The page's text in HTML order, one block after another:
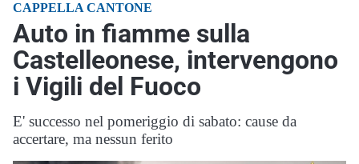
CAPPELLA CANTONE
Auto in fiamme sulla
Castelleonese, intervengono
i Vigili del Fuoco
E' successo nel pomeriggio di sabato: cause da
accertare, ma nessun ferito